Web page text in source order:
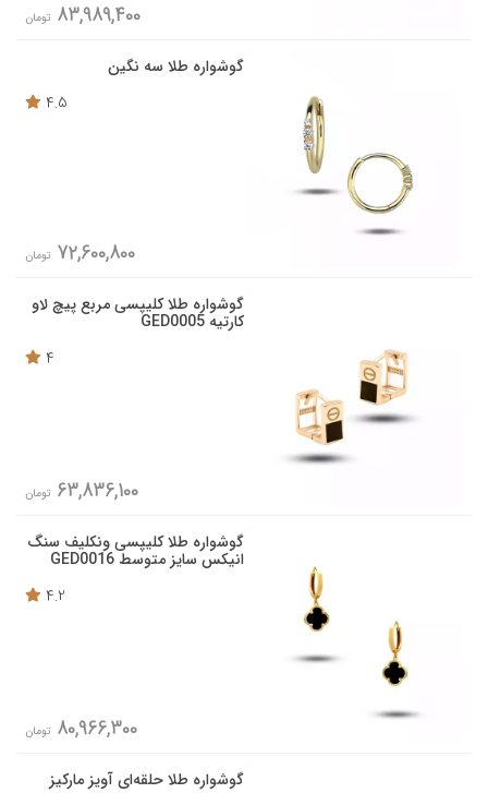
83,989,400 تومان
گوشواره طلا سه نگین
4.5
72,600,800 تومان
گوشواره طلا کلیپسی مربع پیچ لاو
کارتیه GED0005
4
63,836,100 تومان
گوشواره طلا کلیپسی ونکلیف سنگ
انیکس سایز متوسط GED0016
4.2
80,966,300 تومان
گوشواره طلا حلقه‌ای آویز مارکیز